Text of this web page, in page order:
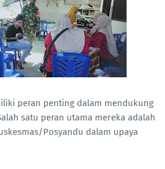
peran penting dalam mendukung
satu peran utama mereka adalah
Posyandu dalam upaya